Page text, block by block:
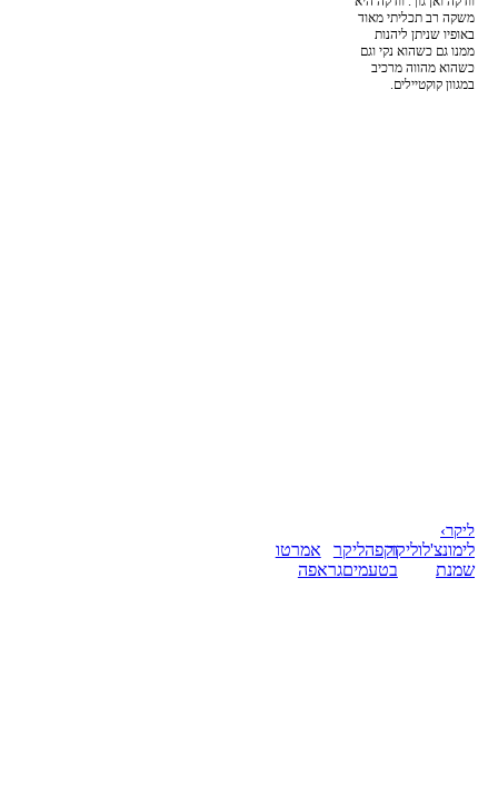
משקה רב תכליתי מאוד
באופיו שניתן ליהנות
ממנו גם כשהוא נקי וגם
כשהוא מהווה מרכיב
במגוון קוקטיילים.
ליקר›
לימונצ'לוליקר
שמנת
וקפהליקר
בטעמיםגראפה
אמרטו